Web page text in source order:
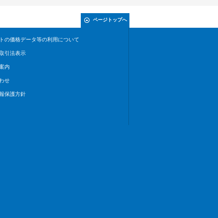
ページトップへ
の価格データ等の利用について
引法表示
内
せ
保護方針